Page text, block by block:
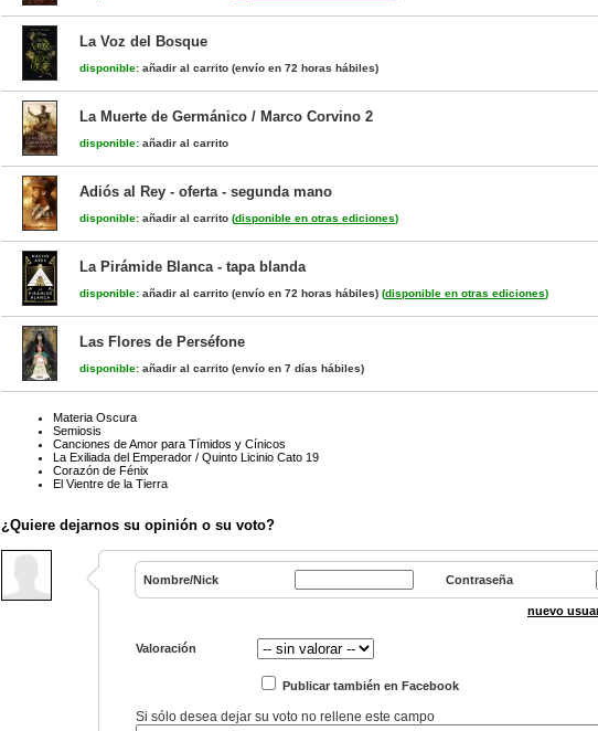
La Voz del Bosque
disponible: añadir al carrito (envío en 72 horas hábiles)
La Muerte de Germánico / Marco Corvino 2
disponible: añadir al carrito
Adiós al Rey - oferta - segunda mano
disponible: añadir al carrito (disponible en otras ediciones)
La Pirámide Blanca - tapa blanda
disponible: añadir al carrito (envío en 72 horas hábiles) (disponible en otras ediciones)
Las Flores de Perséfone
disponible: añadir al carrito (envío en 7 días hábiles)
Materia Oscura
Semiosis
Canciones de Amor para Tímidos y Cínicos
La Exiliada del Emperador / Quinto Licinio Cato 19
Corazón de Fénix
El Vientre de la Tierra
¿Quiere dejarnos su opinión o su voto?
Nombre/Nick Contraseña
nuevo
Valoración
Publicar también en Facebook
Si sólo desea dejar su voto no rellene este campo